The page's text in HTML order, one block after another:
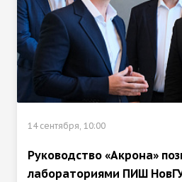
14 сентября, 10:00
Руководство «Акрона»
лабораториями ПИШ